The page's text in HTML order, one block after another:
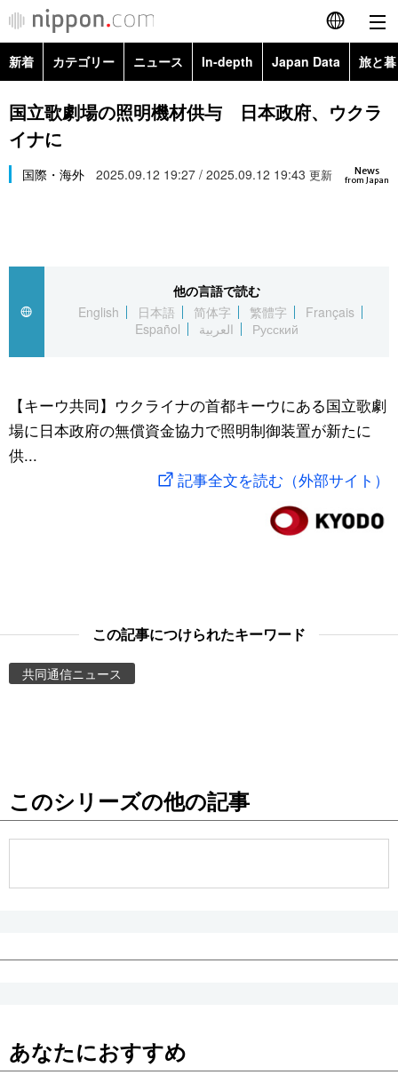
English
简体字
Русский
カテゴリー
経済・ビジネス
国際
文化
トップ
アーカイブ
In-depth
Japan Data
動画/Live
People
新着 カテゴリー ニュース In-depth Japan Data 旅と
政治・外交
経済・ビジネス
スポーツ・東京2020
Topics
国立歌劇場の照明機材供与 日本政府、ウクラ
イナに
News
from Japan
国際・海外 2025.09.12 19:27 / 2025.09.12 19:43 更新
他の言語で読む
English
日本語 简体字 繁體字
Français
Español
العربية Русский
【キーウ共同】ウクライナの首都キーウにある国立歌劇
場に日本政府の無償資金協力で照明制御装置が新たに
供...
記事全文を読む（外部サイト）
この記事につけられたキーワード
共同通信ニュース
このシリーズの他の記事
あなたにおすすめ